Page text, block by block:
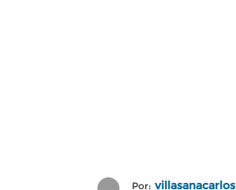
Por: villasanacarlos